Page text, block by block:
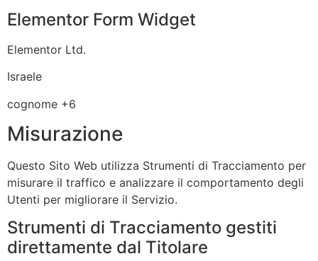
Elementor Form Widget
Azienda:
Elementor Ltd.
Luogo
trattamento:
Israele
Dati
trattati:
cognome +6
Misurazione
Questo Sito Web utilizza Strumenti di Tracciamento per
misurare il traffico e analizzare il comportamento degli
Utenti per migliorare il Servizio.
Strumenti di Tracciamento gestiti
direttamente dal Titolare